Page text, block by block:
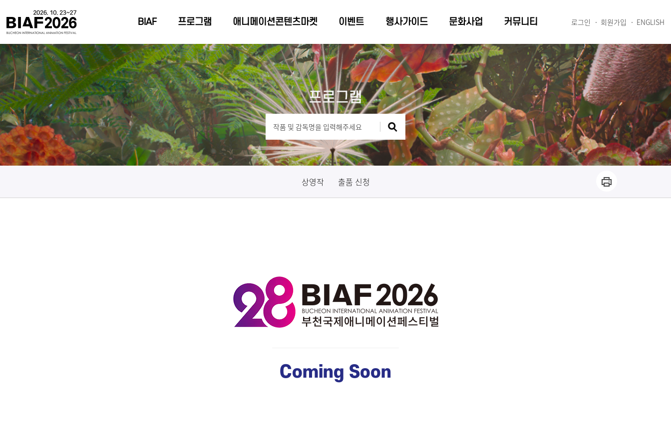
BIAF 프로그램 애니메이션콘텐츠마켓 이벤트 행사가이드 문화사업 커뮤니티 로그인 회원가입 ENGLISH
프로그램
상영작 출품 신청
Coming Soon